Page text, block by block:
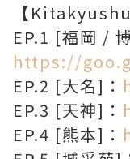
【Kitakyushu
EP.1 [福岡 /
https://
EP.2 [大名]：
EP.3 [天神]：
EP.4 [熊本]：